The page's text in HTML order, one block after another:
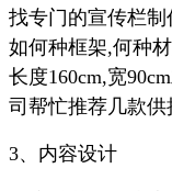
找专门的宣传栏
如何种框架,何种
长度160cm,宽
司帮忙推荐几款供
3、内容设计